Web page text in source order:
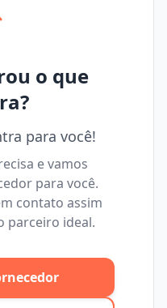
o que
para você!
e vamos
para você.
contato assim
parceiro ideal.